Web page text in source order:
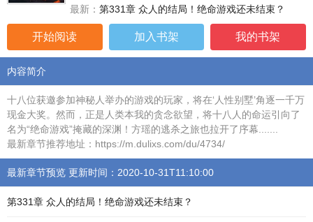
最新： 第331章 众人的结局！绝命游戏还未结束？
开始阅读 加入书架 我的书架
内容简介
十八位获邀参加神秘人举办的游戏的玩家，将在‘人性别墅’角逐一千万
现金大奖。然而，正是人类本我的贪念欲望，将十八人的命运引向了
名为“绝命游戏”掩藏的深渊！方瑶的逃杀之旅也拉开了序幕.......
最新章节推荐地址：https://m.dulixs.com/du/4734/
最新章节预览 更新时间：2020-10-31T11:10:00
第331章 众人的结局！绝命游戏还未结束？